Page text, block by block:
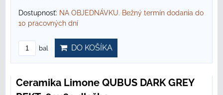
Dostupnosť: NA OBJEDNÁVKU. Bežný termín dodania do
10 pracovných dní
bal DO KOŠÍKA
Ceramika Limone QUBUS DARK GREY